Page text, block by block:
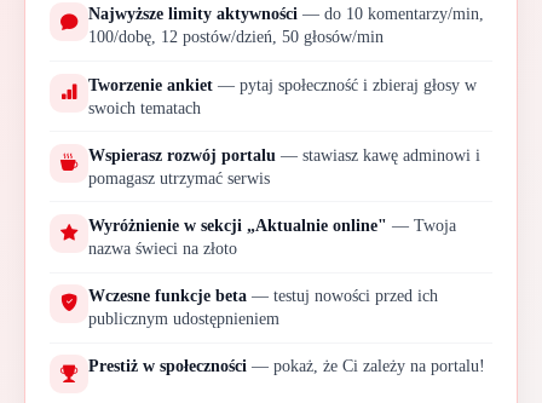
🐞
Najwyższe limity aktywności — do 10 komentarzy/min,
100/dobę, 12 postów/dzień, 50 głosów/min
Tworzenie ankiet — pytaj społeczność i zbieraj głosy w
swoich tematach
Wspierasz rozwój portalu — stawiasz kawę adminowi i
pomagasz utrzymać serwis
Wyróżnienie w sekcji „Aktualnie online" — Twoja
nazwa świeci na złoto
Wczesne funkcje beta — testuj nowości przed ich
publicznym udostępnieniem
Prestiż w społeczności — pokaż, że Ci zależy na portalu!